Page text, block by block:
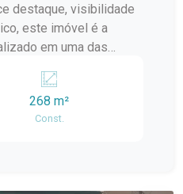
destaque, visibilidade
este imóvel é a
do Doce?, próximo
e a poucos metros do
oferece excelente
268 m²
Const.